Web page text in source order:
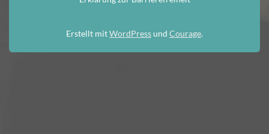
Erstellt mitWordPressund Courage.